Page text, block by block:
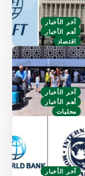
آخر الأخبار
أهم الأخبار
اقتصاد
آخر الأخبار
أهم الأخبار
محليات
آخر الأخبار